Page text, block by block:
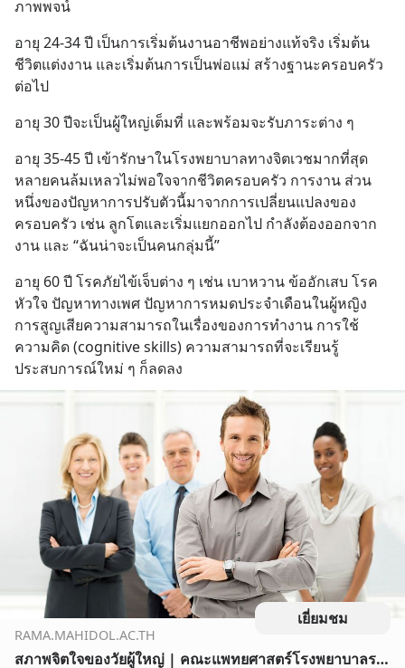
ภาพพจน์
อายุ 24-34 ปี เป็นการเริ่มต้นงานอาชีพอย่างแท้จริง เริ่มต้น
ชีวิตแต่งงาน และเริ่มต้นการเป็นพ่อแม่ สร้างฐานะครอบครัว
ต่อไป
อายุ 30 ปีจะเป็นผู้ใหญ่เต็มที่ และพร้อมจะรับภาระต่าง ๆ
อายุ 35-45 ปี เข้ารักษาในโรงพยาบาลทางจิตเวชมากที่สุด
หลายคนล้มเหลวไม่พอใจจากชีวิตครอบครัว การงาน ส่วน
หนึ่งของปัญหาการปรับตัวนี้มาจากการเปลี่ยนแปลงของ
ครอบครัว เช่น ลูกโตและเริ่มแยกออกไป กำลังต้องออกจาก
งาน และ “ฉันน่าจะเป็นคนกลุ่มนี้”
อายุ 60 ปี โรคภัยไข้เจ็บต่าง ๆ เช่น เบาหวาน ข้ออักเสบ โรค
หัวใจ ปัญหาทางเพศ ปัญหาการหมดประจำเดือนในผู้หญิง
การสูญเสียความสามารถในเรื่องของการทำงาน การใช้
ความคิด (cognitive skills) ความสามารถที่จะเรียนรู้
ประสบการณ์ใหม่ ๆ ก็ลดลง
เยี่ยมชม
RAMA.MAHIDOL.AC.TH
สภาพจิตใจของวัยผู้ใหญ่ | คณะแพทยศาสตร์โรงพยาบาลรามาธิบดี มหาวิทยาลัยมหิดล<br />RamaMental